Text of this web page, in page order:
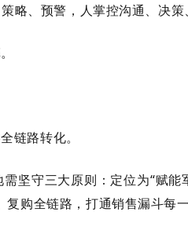
略、预警，人掌控沟通、决策
链路转化。
需坚守三大原则：定位为“赋
购全链路，打通销售漏斗每一